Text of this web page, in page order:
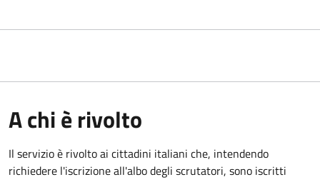
A chi è rivolto
Il servizio è rivolto ai cittadini italiani che, intendendo
richiedere l'iscrizione all'albo degli scrutatori, sono iscritti